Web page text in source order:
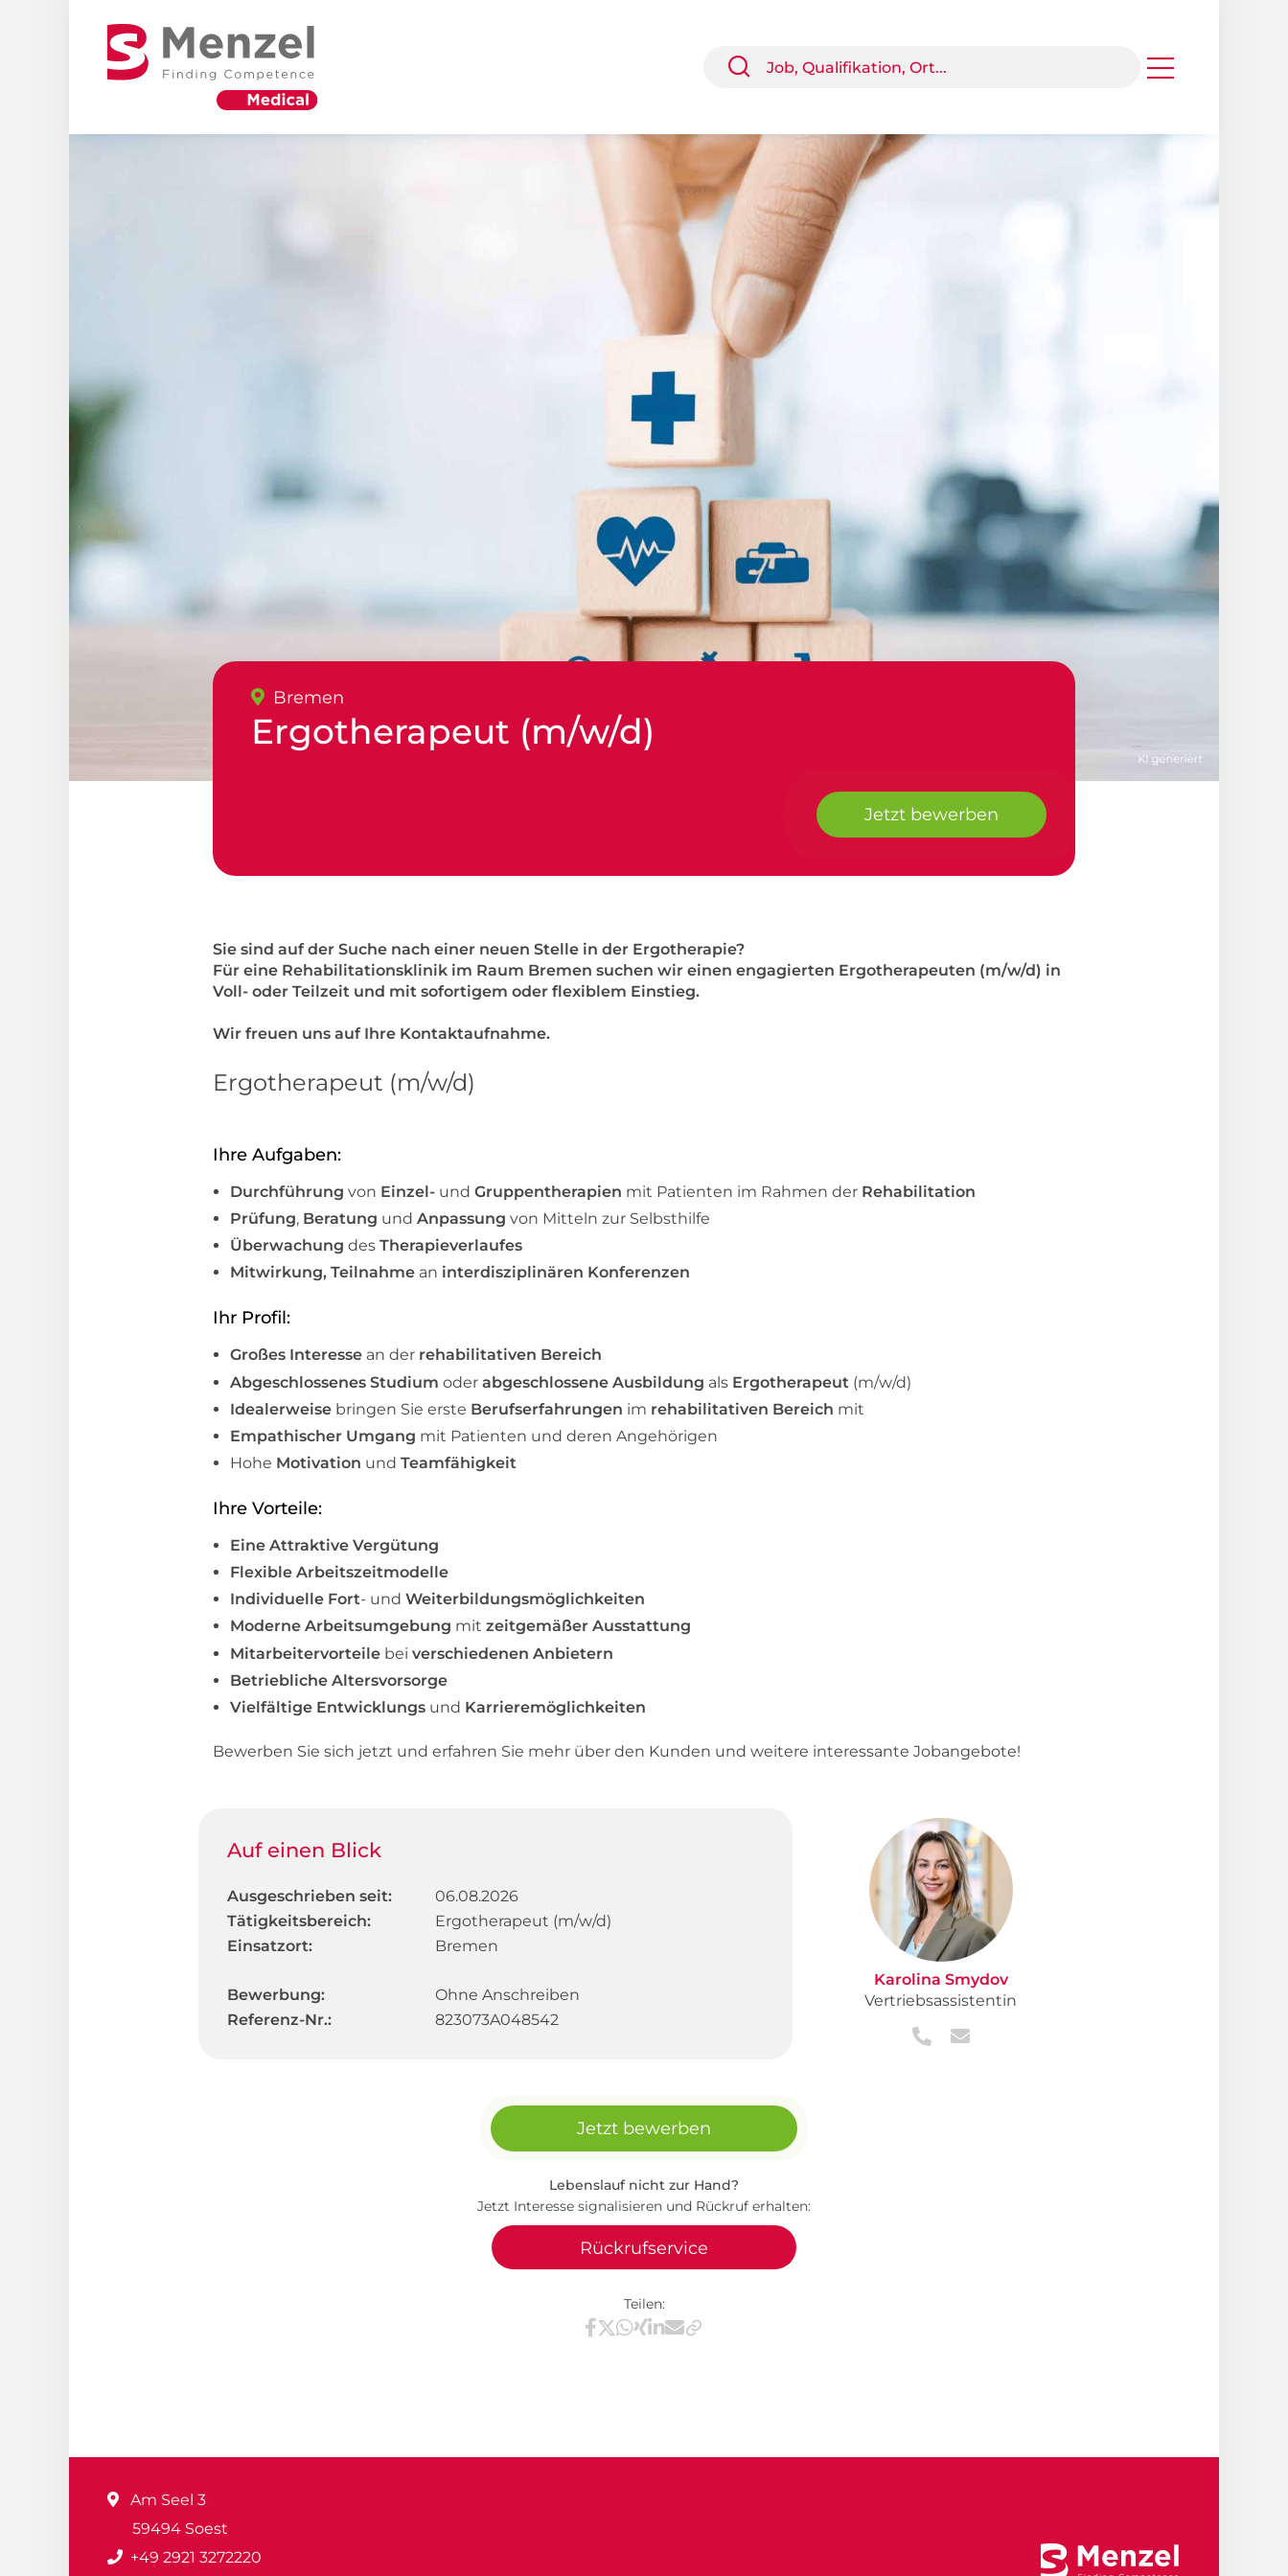
Bremen
Ergotherapeut (m/w/d)
Jetzt bewerben
Sie sind auf der Suche nach einer neuen Stelle in der Ergotherapie?
Für eine Rehabilitationsklinik im Raum Bremen suchen wir einen engagierten Ergotherapeuten (m/w/d) in
Voll- oder Teilzeit und mit sofortigem oder flexiblem Einstieg.
Wir freuen uns auf Ihre Kontaktaufnahme.
Ergotherapeut (m/w/d)
Ihre Aufgaben:
Durchführung von Einzel- und Gruppentherapien mit Patienten im Rahmen der Rehabilitation
Prüfung, Beratung und Anpassung von Mitteln zur Selbsthilfe
Überwachung des Therapieverlaufes
Mitwirkung, Teilnahme an interdisziplinären Konferenzen
Ihr Profil:
Großes Interesse an der rehabilitativen Bereich
Abgeschlossenes Studium oder abgeschlossene Ausbildung als Ergotherapeut (m/w/d)
Idealerweise bringen Sie erste Berufserfahrungen im rehabilitativen Bereich mit
Empathischer Umgang mit Patienten und deren Angehörigen
Hohe Motivation und Teamfähigkeit
Ihre Vorteile:
Eine Attraktive Vergütung
Flexible Arbeitszeitmodelle
Individuelle Fort- und Weiterbildungsmöglichkeiten
Moderne Arbeitsumgebung mit zeitgemäßer Ausstattung
Mitarbeitervorteile bei verschiedenen Anbietern
Betriebliche Altersvorsorge
Vielfältige Entwicklungs und Karrieremöglichkeiten
Bewerben Sie sich jetzt und erfahren Sie mehr über den Kunden und weitere interessante Jobangebote!
Auf einen Blick
Ausgeschrieben seit:
06.08.2026
Tätigkeitsbereich:
Ergotherapeut (m/w/d)
Einsatzort:
Bremen
Bewerbung:
Ohne Anschreiben
Referenz-Nr.:
823073A048542
Karolina Smydov
Vertriebsassistentin
Jetzt bewerben
Lebenslauf nicht zur Hand?
Jetzt Interesse signalisieren und Rückruf erhalten:
Rückrufservice
Teilen:
Teilen via Facebook
Teilen via X / Twitter
Teilen via WhatsApp
Teilen via Xing
Teilen via LinkedIn
Teilen via E-Mail
Am Seel 3
59494 Soest
+49 2921 3272220